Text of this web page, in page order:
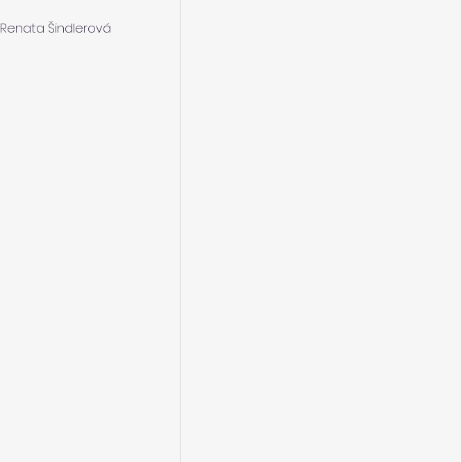
Renata Šindlerová